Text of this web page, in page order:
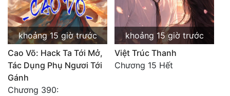
khoảng 15 giờ trước
Cao Võ: Hack Ta Tới Mở,
Tác Dụng Phụ Ngươi Tới
Gánh
Chương 390:
khoảng 15 giờ trước
Việt Trúc Thanh
Chương 15 Hết